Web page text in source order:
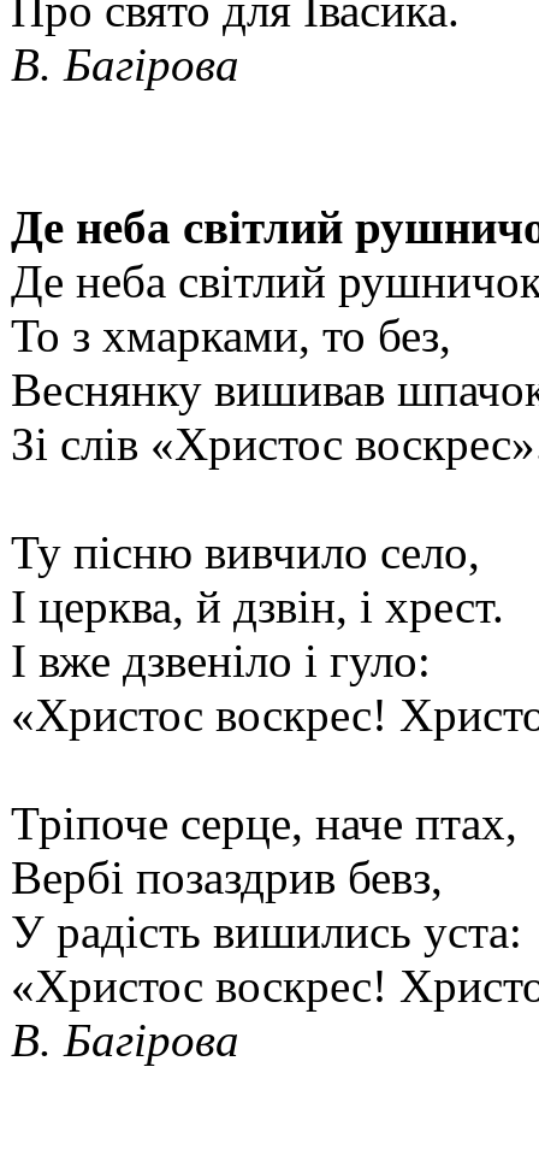
В. Багірова
Де неба світлий
Де неба світлий
То з хмарками, то без,
Веснянку вишивав
Зі слів «Христос
Ту пісню вивчило село,
І церква, й дзвін, і хрест.
І вже дзвеніло і гуло:
«Христос воскрес!
Тріпоче серце, наче птах,
Вербі позаздрив бевз,
У радість вишились уста:
«Христос воскрес!
В. Багірова